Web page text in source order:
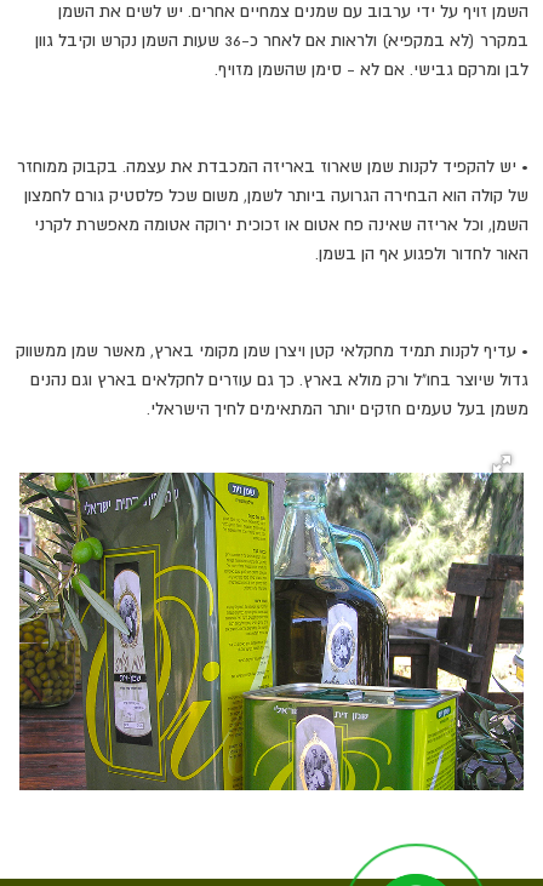
השמן זויף על ידי ערבוב עם שמנים צמחיים אחרים. יש לשים את השמן
במקרר (לא במקפיא) ולראות אם לאחר כ-36 שעות השמן נקרש וקיבל גוון
לבן ומרקם גבישי. אם לא - סימן שהשמן מזויף.
• יש להקפיד לקנות שמן שארוז באריזה המכבדת את עצמה. בקבוק ממוחזר
של קולה הוא הבחירה הגרועה ביותר לשמן, משום שכל פלסטיק גורם לחמצון
השמן, וכל אריזה שאינה פח אטום או זכוכית ירוקה אטומה מאפשרת לקרני
האור לחדור ולפגוע אף הן בשמן.
• עדיף לקנות תמיד מחקלאי קטן ויצרן שמן מקומי בארץ, מאשר שמן ממשווק
גדול שיוצר בחו"ל ורק מולא בארץ. כך גם עוזרים לחקלאים בארץ וגם נהנים
משמן בעל טעמים חזקים יותר המתאימים לחיך הישראלי.